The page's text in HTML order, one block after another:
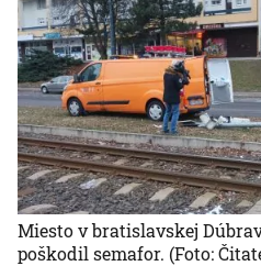
Miesto v bratislavskej
poškodil semafor. (Foto: